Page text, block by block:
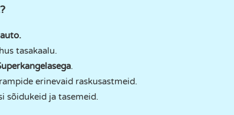
tasakaalu.
.
erinevaid raskusastmeid.
sõidukeid ja tasemeid.